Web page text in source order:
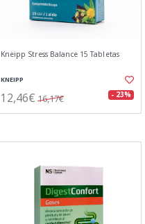
Kneipp Stress Balance 15 Tabletas
KNEIPP
12,46€ 16,17€ - 23%